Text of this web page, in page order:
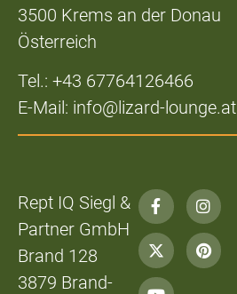
3500 Krems an der Donau
Österreich
Tel.: +43 67764126466
E-Mail: info@lizard-lounge.at
Rept IQ Siegl &
Partner GmbH
Brand 128
3879 Brand-